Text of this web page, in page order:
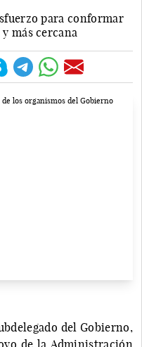
para conformar
más cercana
del Gobierno,
de la Administración